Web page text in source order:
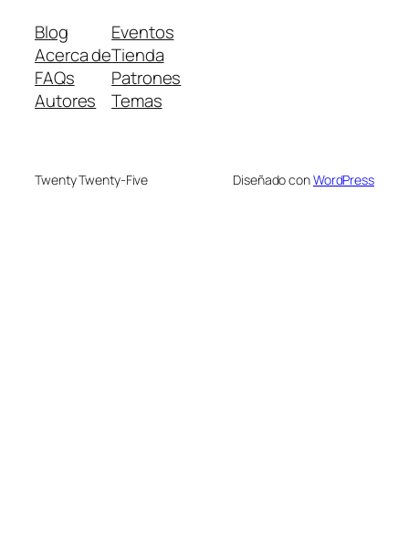
Blog
Acerca de
FAQs
Autores
Eventos
Tienda
Patrones
Temas
Twenty Twenty-Five Diseñado conWordPress